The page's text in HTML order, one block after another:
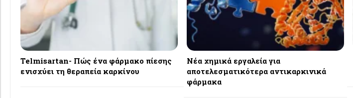
Telmisartan- Πώς ένα φάρμακο πίεσης
ενισχύει τη θεραπεία καρκίνου
Νέα χημικά εργαλεία για
αποτελεσματικότερα αντικαρκινικά
φάρμακα